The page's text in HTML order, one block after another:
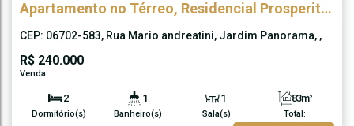
Apartamento no Térreo, Residencial Prosperitá,
Cotia
R$ 240.000
CEP: 06702-583, Rua Mario andreatini, Jardim Panorama ,
2
Dormitório(s)
1
Banheiro(s)
1
Sala(s) Total:
83m²